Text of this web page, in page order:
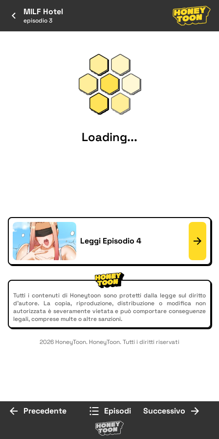
MILF Hotel
episodio 3
Loading...
Leggi Episodio 4
Tutti i contenuti di Honeytoon sono protetti dalla legge sul diritto
d'autore. La copia, riproduzione, distribuzione o modifica non
autorizzata è severamente vietata e può comportare conseguenze
legali, comprese multe o altre sanzioni.
2026 HoneyToon. HoneyToon. Tutti i diritti riservati
Precedente Episodi Successivo